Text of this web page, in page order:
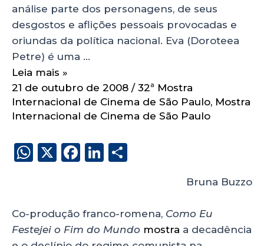
análise parte dos personagens, de seus
desgostos e aflições pessoais provocadas e
oriundas da política nacional. Eva (Doroteea
Petre) é uma …
Leia mais »
21 de outubro de 2008 / 32ª Mostra
Internacional de Cinema de São Paulo, Mostra
Internacional de Cinema de São Paulo
W
ts
A
X
F
e
b
Li
e
dI
re
Bruna Buzzo
Co-produção franco-romena, Como Eu
Festejei o Fim do Mundo mostra a decadência